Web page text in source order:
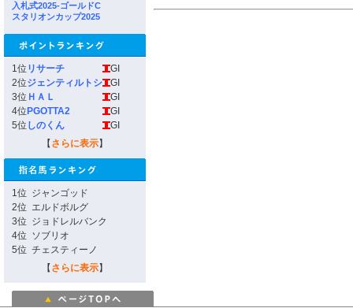
入札式2025-ゴールドC
スタリオンカップ2025
1位 リサーチ
GI
2位ジェンティルトシ
GI
3位 ＨＡＬ
GI
4位 PGOTTA2
GI
5位 しのくん
GI
【 さらに表示】
1位 ジャンゴッド
2位 エルドボルグ
3位 ジョドレルバンク
4位 ソブリオ
5位 チェスティーノ
【 さらに表示】